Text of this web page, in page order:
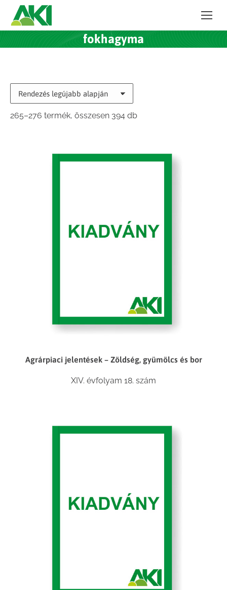
fokhagyma
265–276 termék, összesen 394 dbSorted
Agrárpiaci jelentések – Zöldség, gyümölcs és bor
XIV. évfolyam 18. szám